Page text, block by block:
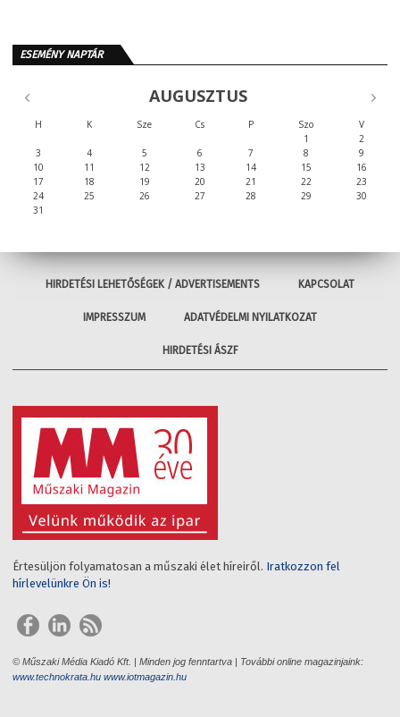
ESEMÉNY NAPTÁR
AUGUSZTUS
H K Sze Cs P Szo
V
1
2
3
4 5 6 7 8
9
10
11 12 13 14 15
16
17
18 19 20 21 22
23
24
25 26 27 28 29
30
31
HIRDETÉSI LEHETŐSÉGEK / ADVERTISEMENTS KAPCSOLAT
IMPRESSZUM ADATVÉDELMI NYILATKOZAT
HIRDETÉSI ÁSZF
Értesüljön folyamatosan a műszaki élet híreiről. Iratkozzon fel
hírlevelünkre Ön is!
© Műszaki Média Kiadó Kft. | Minden jog fenntartva | További online magazinjaink:
www.technokrata.hu www.iotmagazin.hu